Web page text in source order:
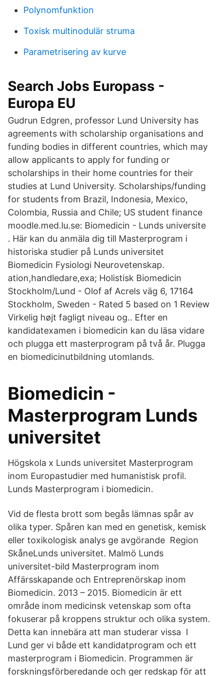
Polynomfunktion
Toxisk multinodulär struma
Parametrisering av kurve
Search Jobs Europass -
Europa EU
Gudrun Edgren, professor Lund University has
agreements with scholarship organisations and
funding bodies in different countries, which may
allow applicants to apply for funding or
scholarships in their home countries for their
studies at Lund University. Scholarships/funding
for students from Brazil, Indonesia, Mexico,
Colombia, Russia and Chile; US student finance
moodle.med.lu.se: Biomedicin - Lunds universite
. Här kan du anmäla dig till Masterprogram i
historiska studier på Lunds universitet
Biomedicin Fysiologi Neurovetenskap.
ation,handledare,exa; Holistisk Biomedicin
Stockholm/Lund - Olof af Acrels väg 6, 17164
Stockholm, Sweden - Rated 5 based on 1 Review
Virkelig højt fagligt niveau og.. Efter en
kandidatexamen i biomedicin kan du läsa vidare
och plugga ett masterprogram på två år. Plugga
en biomedicinutbildning utomlands.
Biomedicin -
Masterprogram Lunds
universitet
Högskola x Lunds universitet Masterprogram
inom Europastudier med humanistisk profil.
Lunds Masterprogram i biomedicin.
Vid de flesta brott som begås lämnas spår av
olika typer. Spåren kan med en genetisk, kemisk
eller toxikologisk analys ge avgörande Region
SkåneLunds universitet. Malmö Lunds
universitet-bild Masterprogram inom
Affärsskapande och Entreprenörskap inom
Biomedicin. 2013 – 2015. Biomedicin är ett
område inom medicinsk vetenskap som ofta
fokuserar på kroppens struktur och olika system.
Detta kan innebära att man studerar vissa I
Lund ger vi både ett kandidatprogram och ett
masterprogram i Biomedicin. Programmen är
forskningsförberedande och ger redskap för att